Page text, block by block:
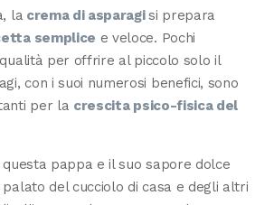
la crema di asparagisi prepara
semplice e veloce. Pochi
per offrire al piccolo solo il
con i suoi numerosi benefici, sono
per la crescita psico-fisica del
pappa e il suo sapore dolce
del cucciolo di casa e degli altri